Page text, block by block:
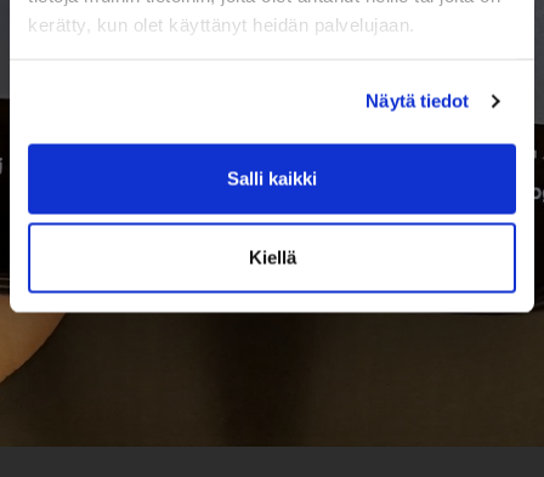
kerätty, kun olet käyttänyt heidän palvelujaan.
Näytä tiedot
Salli kaikki
Kiellä